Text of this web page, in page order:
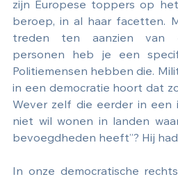
zijn Europese toppers op
beroep, in al haar facetten.
treden ten aanzien van
personen heb je een
Politiemensen hebben die.
in een democratie hoort dat
Wever zelf die eerder in een
niet wil wonen in landen
bevoegdheden heeft”? Hij
In onze democratische